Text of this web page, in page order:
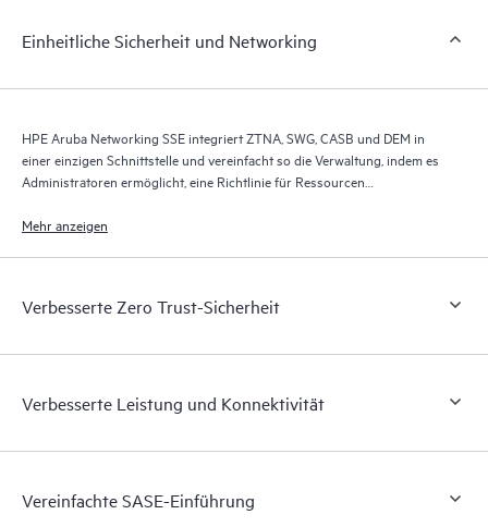
Einheitliche Sicherheit und Networking
HPE Aruba Networking SSE integriert ZTNA, SWG, CASB und DEM in
einer einzigen Schnittstelle und vereinfacht so die Verwaltung, indem es
Administratoren ermöglicht, eine Richtlinie für Ressourcen
steigern.
Mehr anzeigen
Verbesserte Zero Trust-Sicherheit
Verbesserte Leistung und Konnektivität
Vereinfachte SASE-Einführung